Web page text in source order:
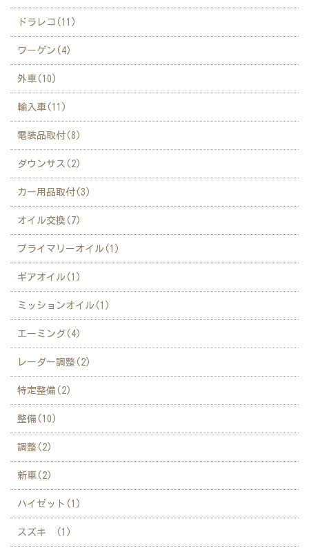
ドラレコ(11)
ワーゲン(4)
外車(10)
輸入車(11)
電装品取付(8)
ダウンサス(2)
カー用品取付(3)
オイル交換(7)
プライマリーオイル(1)
ギアオイル(1)
ミッションオイル(1)
エーミング(4)
レーダー調整(2)
特定整備(2)
整備(10)
調整(2)
新車(2)
ハイゼット(1)
スズキ (1)